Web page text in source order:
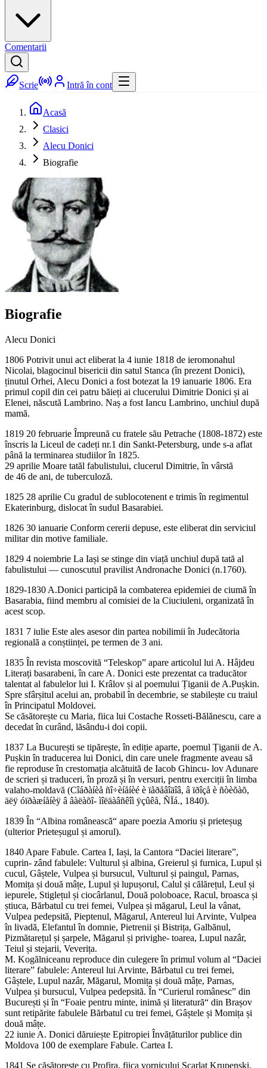
Comentarii
Scrie Intră în cont
Acasă
Clasici
Alecu Donici
Biografie
Biografie
Alecu Donici
1806 Potrivit unui act eliberat la 4 iunie 1818 de ieromonahul
Nicolai, blagocinul bisericii din satul Stanca (în prezent Donici),
ținutul Orhei, Alecu Donici a fost botezat la 19 ianuarie 1806. Era
primul copil din cei patru băieți ai clucerului Dimitrie Donici și ai
Elenei, născută Lambrino. Naș a fost Iancu Lambrino, unchiul după
mamă.
1819 20 februarie Împreună cu fratele său Petrache (1808-1872) este
înscris la Liceul de cadeți nr.1 din Sankt-Petersburg, unde s-a aflat
până la terminarea studiilor în 1825.
29 aprilie Moare tatăl fabulistului, clucerul Dimitrie, în vârstă
de 46 de ani, de tuberculoză.
1825 28 aprilie Cu gradul de sublocotenent e trimis în regimentul
Ekaterinburg, dislocat în sudul Basarabiei.
1826 30 ianuarie Conform cererii depuse, este eliberat din serviciul
militar din motive familiale.
1829 4 noiembrie La Iași se stinge din viață unchiul după tată al
fabulistului — cunoscutul pravilist Andronache Donici (n.1760).
1829-1830 A.Donici participă la combaterea epidemiei de ciumă în
Basarabia, fiind membru al comisiei de la Ciuciuleni, organizată în
acest scop.
1831 7 iulie Este ales asesor din partea nobilimii în Judecătoria
regională a conștiinței, pe termen de 3 ani.
1835 În revista moscovită “Teleskop” apare articolul lui A. Hâjdeu
Literați basarabeni, în care A. Donici este prezentat ca traducător
talentat al fabulelor lui I. Krâlov și al poemului Țiganii de A.Pușkin.
Spre sfârșitul acelui an, probabil în decembrie, se stabilește cu traiul
în Principatul Moldovei.
Se căsătorește cu Maria, fiica lui Costache Rosseti-Bălănescu, care a
decedat în curând, lăsându-i doi copii.
1837 La București se tipărește, în ediție aparte, poemul Țiganii de A.
Pușkin în traducerea lui Donici, din care unele fragmente aveau să
fie reproduse în crestomația alcătuită de Iacob Ghincu- lov Adunare
de scrieri și traduceri, în proză și în versuri, pentru exerciții în limba
valaho-moldavă (Cîáðàíèå ñî÷èíåíèé è ïåðåâîäîâ, â ïðîçå è ñòèõàõ,
äëÿ óïðàæíåíèÿ â âàëàõî- ìîëäàâñêîì ÿçûêå, ÑÏá., 1840).
1839 În “Albina românească“ apare poezia Amoriu și prieteșug
(ulterior Prieteșugul și amorul).
1840 Apare Fabule. Cartea I, Iași, la Cantora “Daciei literare”,
cuprin- zând fabulele: Vulturul și albina, Greierul și furnica, Lupul și
cucul, Gâștele, Vulpea și bursucul, Vulturul și paingul, Parnas,
Momița și două mâțe, Lupul și lupușorul, Calul și călărețul, Leul și
iepurele, Stiglețul și ciocârlanul, Două poloboace, Racul, broasca și
știuca, Bărbatul cu trei femei, Vulpea și măgarul, Leul la vânat,
Vulpea pedepsită, Pieptenul, Măgarul, Antereul lui Arvinte, Vulpea
în livadă, Elefantul în domnie, Pietrenii și Bistrița, Galbănul,
Pizmătarețul și șarpele, Măgarul și privighe- toarea, Lupul nazâr,
Teiul și stejarii, Veverița.
M. Kogălniceanu reproduce din culegere în primul volum al “Daciei
literare” fabulele: Antereul lui Arvinte, Bărbatul cu trei femei,
Gâștele, Lupul nazâr, Măgarul, Momița și două mâțe, Parnas,
Vulpea și bursucul, Vulpea pedepsită. În “Curierul românesc” din
București și în “Foaie pentru minte, inimă și literatură“ din Brașov
sunt retipărite fabulele Bărbatul cu trei femei, Gâștele și Momița și
două mâțe.
22 iunie A. Donici dăruiește Epitropiei Învățăturilor publice din
Moldova 100 de exemplare Fabule. Cartea I.
1841 Se căsătorește cu Profira, fiica vornicului Scarlat Krupenski.